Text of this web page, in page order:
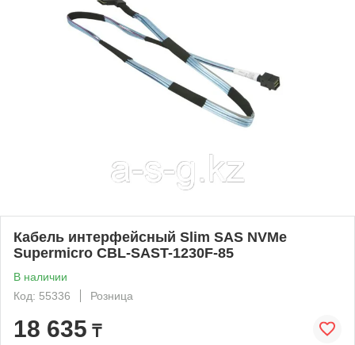
Кабель интерфейсный Slim SAS NVMe
Supermicro CBL-SAST-1230F-85
В наличии
Код: 55336
Розница
18 635 ₸